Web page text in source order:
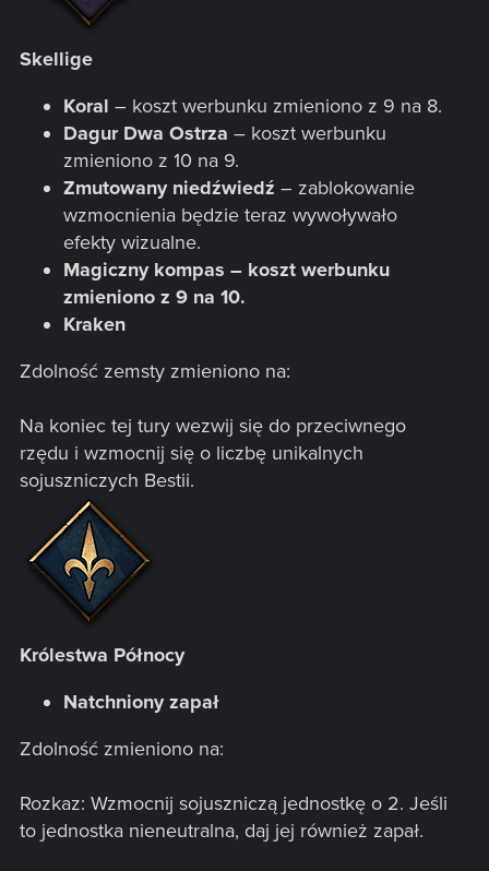
Skellige
Koral – koszt werbunku zmieniono z 9 na 8.
Dagur Dwa Ostrza – koszt werbunku
zmieniono z 10 na 9.
Zmutowany niedźwiedź – zablokowanie
wzmocnienia będzie teraz wywoływało
efekty wizualne.
Magiczny kompas – koszt werbunku
zmieniono z 9 na 10.
Kraken
Zdolność zemsty zmieniono na:
Na koniec tej tury wezwij się do przeciwnego
rzędu i wzmocnij się o liczbę unikalnych
sojuszniczych Bestii.
Królestwa Północy
Natchniony zapał
Zdolność zmieniono na:
Rozkaz: Wzmocnij sojuszniczą jednostkę o 2. Jeśli
to jednostka nieneutralna, daj jej również zapał.